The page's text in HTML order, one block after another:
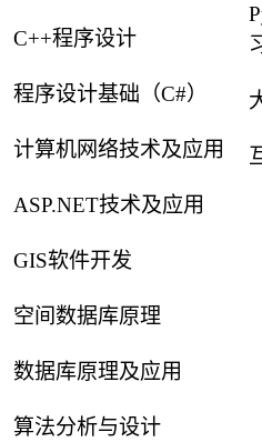
C++程序设计
程序设计基础（C#）
计算机网络技术及应用
ASP.NET技术及应用
GIS软件开发
空间数据库原理
数据库原理及应用
算法分析与设计